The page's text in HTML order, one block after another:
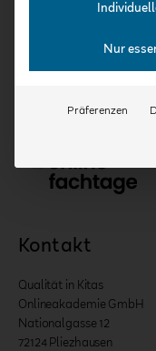
Kontakt
Qualität in Kitas
Onlineakademie GmbH
Nationalgasse 12
72124 Pliezhausen
Nur
Präferenzen